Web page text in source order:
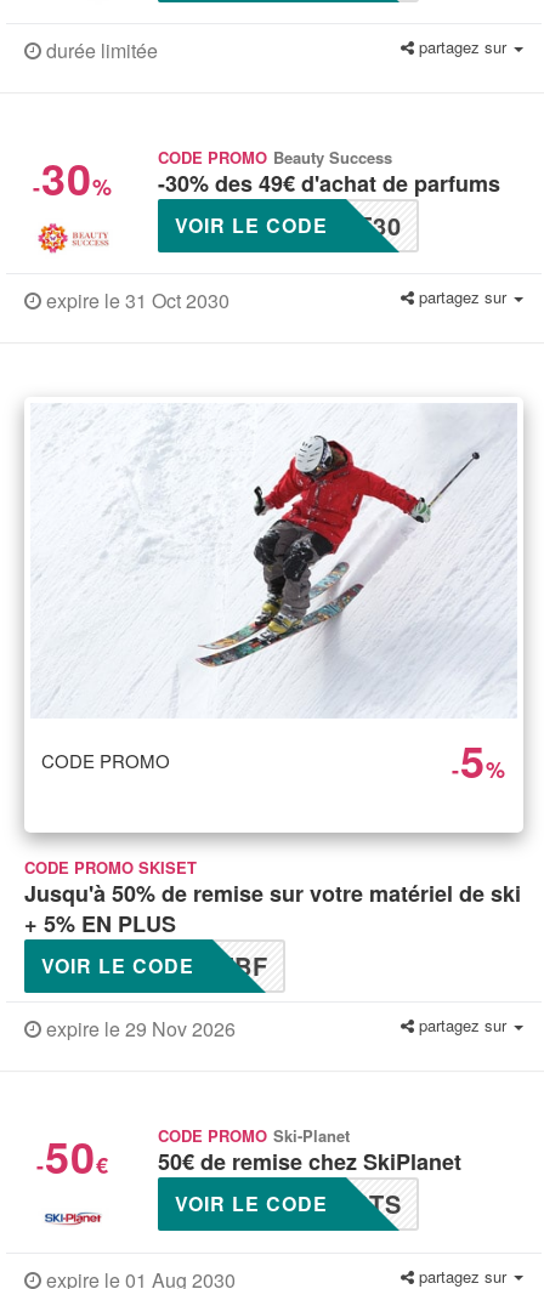
durée limitée partagez sur
-30%
CODE PROMO Beauty Success
-30% des 49€ d'achat de parfums
T30
VOIR LE CODE
expire le 31 Oct 2030 partagez sur
CODE PROMO -5%
CODE PROMO SKISET
Jusqu'à 50% de remise sur votre matériel de ski
+ 5% EN PLUS
TBF
VOIR LE CODE
expire le 29 Nov 2026 partagez sur
-50€
CODE PROMO Ski-Planet
50€ de remise chez SkiPlanet
RTS
VOIR LE CODE
expire le 01 Aug 2030 partagez sur